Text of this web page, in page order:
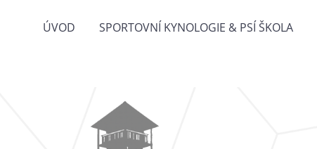
ÚVOD SPORTOVNÍ KYNOLOGIE & PSÍ ŠKOLA